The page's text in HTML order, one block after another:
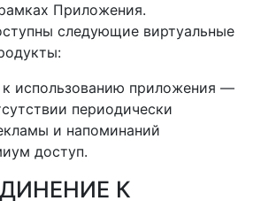
Приложения.
следующие виртуальные
использованию приложения —
периодически
и напоминаний
доступ.
К